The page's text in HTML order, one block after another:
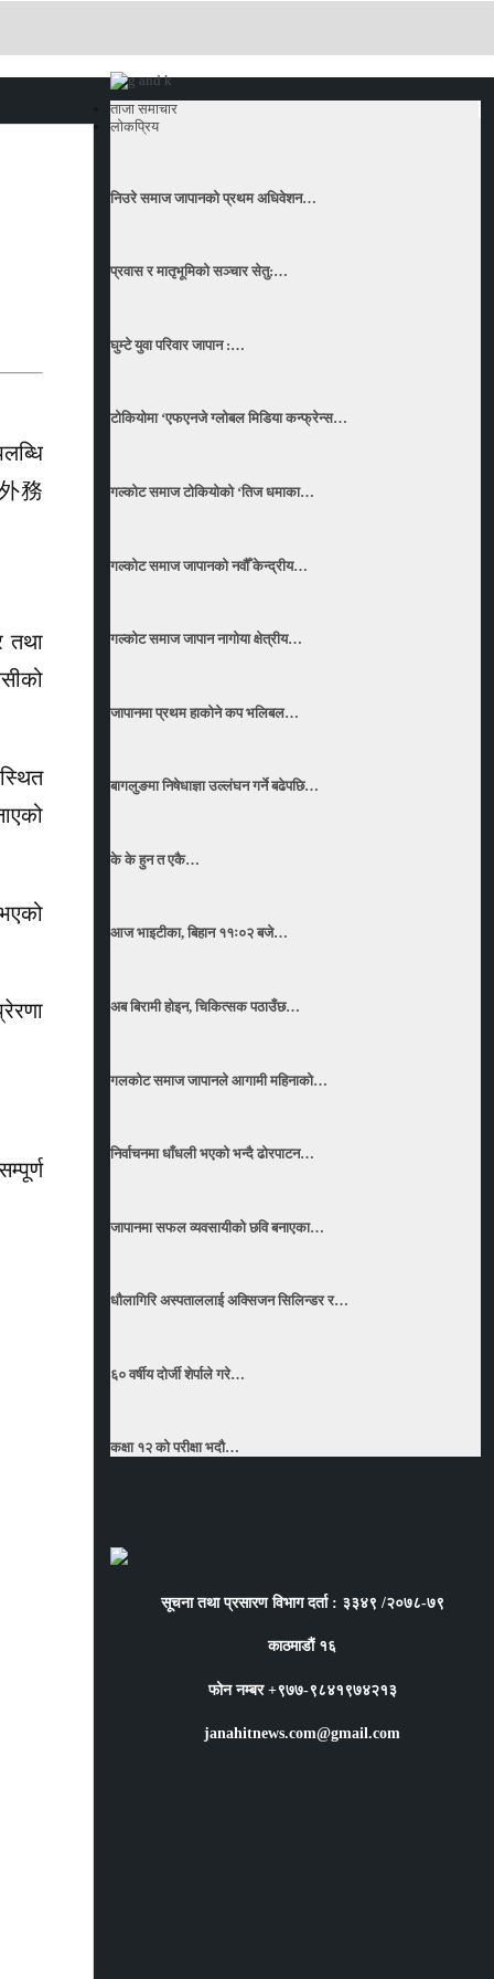
務
तथा
ताजा समाचार
लोकप्रिय
निउरे समाज जापानको प्रथम अधिवेशन…
प्रवास र मातृभूमिको सञ्चार सेतु:…
घुम्टे युवा परिवार जापान :…
टोकियोमा ‘एफएनजे ग्लोबल मिडिया कन्फ्रेन्स…
गल्कोट समाज टोकियोको ‘तिज धमाका…
गल्कोट समाज जापानको नवौँ केन्द्रीय…
गल्कोट समाज जापान नागोया क्षेत्रीय…
जापानमा प्रथम हाकोने कप भलिबल…
बागलुङमा निषेधाज्ञा उल्लंघन गर्ने बढेपछि…
के के हुन त एकै…
आज भाइटीका, बिहान ११ः०२ बजे…
अब बिरामी होइन, चिकित्सक पठाउँछ…
गलकोट समाज जापानले आगामी महिनाको…
निर्वाचनमा धाँधली भएको भन्दै ढोरपाटन…
जापानमा सफल व्यवसायीको छवि बनाएका…
धाैलागिरि अस्पताललाई अक्सिजन सिलिन्डर र…
६० वर्षीय दोर्जी शेर्पाले गरे…
कक्षा १२ को परीक्षा भदौ…
सूचना तथा प्रसारण विभाग दर्ता : ३३४९ /२०७८-७९
काठमाडौं १६
फोन नम्बर +९७७-९८४१९७४२१३
janahitnews.com@gmail.com